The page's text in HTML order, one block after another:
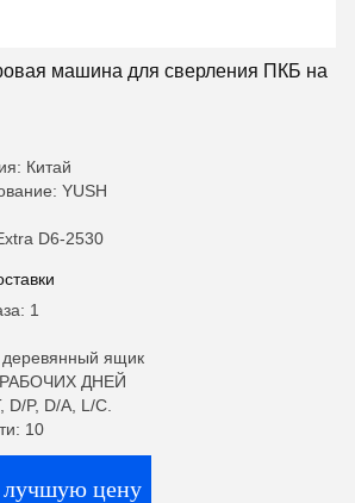
машина для сверления ПКБ на
Китай
YUSH
D6-2530
1
деревянный ящик
РАБОЧИХ ДНЕЙ
P, D/A, L/C.
10
лучшую цену